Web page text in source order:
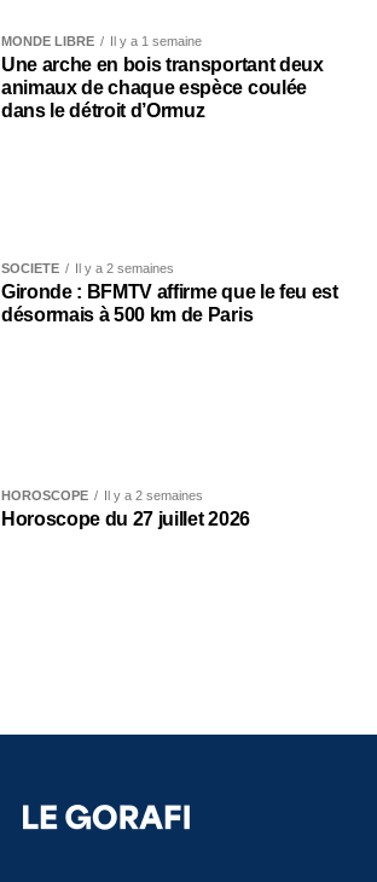
MONDE LIBRE Il y a 1 semaine
Une arche en bois transportant deux
animaux de chaque espèce coulée
dans le détroit d’Ormuz
SOCIÉTÉ Il y a 2 semaines
Gironde : BFMTV affirme que le feu est
désormais à 500 km de Paris
HOROSCOPE Il y a 2 semaines
Horoscope du 27 juillet 2026